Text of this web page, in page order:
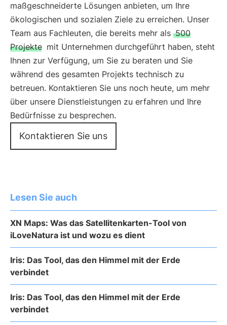
maßgeschneiderte Lösungen anbieten, um Ihre
ökologischen und sozialen Ziele zu erreichen. Unser
Team aus Fachleuten, die bereits mehr als 500
Projekte mit Unternehmen durchgeführt haben, steht
Ihnen zur Verfügung, um Sie zu beraten und Sie
während des gesamten Projekts technisch zu
betreuen. Kontaktieren Sie uns noch heute, um mehr
über unsere Dienstleistungen zu erfahren und Ihre
Bedürfnisse zu besprechen.
Kontaktieren Sie uns
Lesen Sie auch
XN Maps: Was das Satellitenkarten-Tool von
iLoveNatura ist und wozu es dient
Iris: Das Tool, das den Himmel mit der Erde
verbindet
Iris: Das Tool, das den Himmel mit der Erde
verbindet